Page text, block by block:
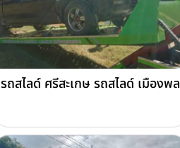
รถสไลด์ ศรีสะเกษ รถสไลด์ เมืองพล